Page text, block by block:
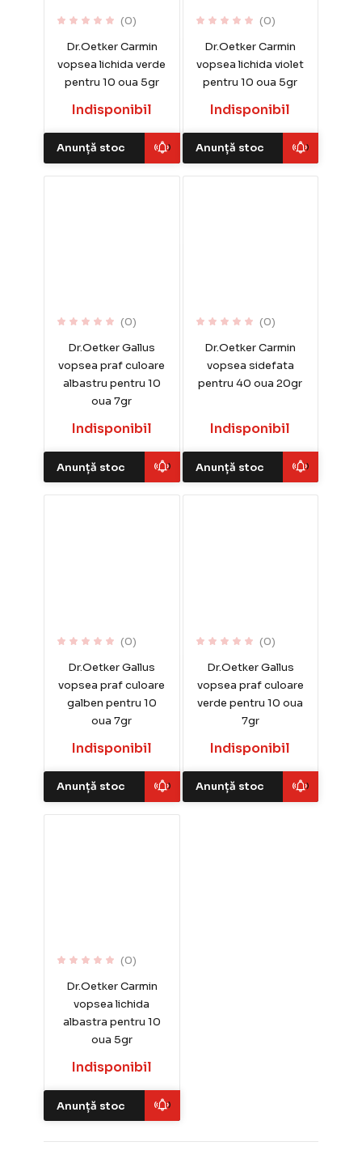
(0)
Dr.Oetker Carmin
vopsea lichida verde
pentru 10 oua 5gr
Indisponibil
Anunță stoc
(0)
Dr.Oetker Carmin
vopsea lichida violet
pentru 10 oua 5gr
Indisponibil
Anunță stoc
(0)
Dr.Oetker Gallus
vopsea praf culoare
albastru pentru 10
oua 7gr
Indisponibil
Anunță stoc
(0)
Dr.Oetker Carmin
vopsea sidefata
pentru 40 oua 20gr
Indisponibil
Anunță stoc
(0)
Dr.Oetker Gallus
vopsea praf culoare
galben pentru 10
oua 7gr
Indisponibil
Anunță stoc
(0)
Dr.Oetker Gallus
vopsea praf culoare
verde pentru 10 oua
7gr
Indisponibil
Anunță stoc
(0)
Dr.Oetker Carmin
vopsea lichida
albastra pentru 10
oua 5gr
Indisponibil
Anunță stoc